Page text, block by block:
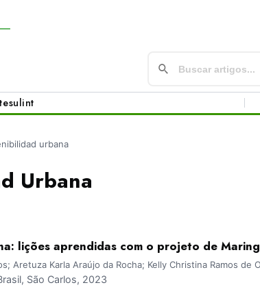
sulint
urbana
Urbana
lições aprendidas com o projeto de
Aretuza Karla Araújo da Rocha; Kelly Christina Ramos de
São Carlos, 2023